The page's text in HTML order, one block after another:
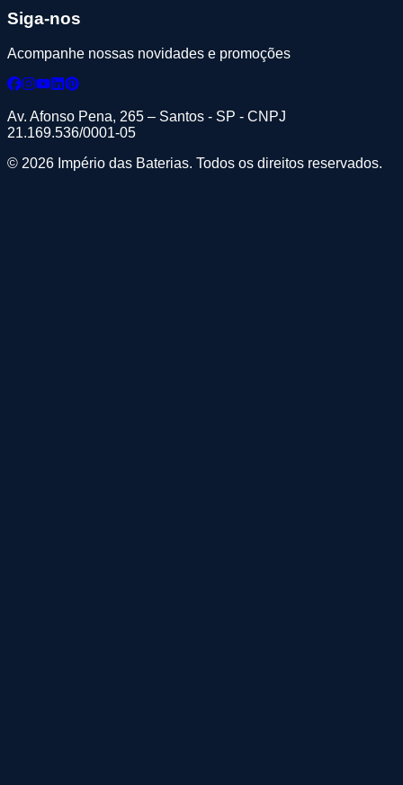
Siga-nos
Acompanhe nossas novidades e promoções
Av. Afonso Pena, 265 – Santos - SP - CNPJ
21.169.536/0001-05
© 2026 Império das Baterias. Todos os direitos reservados.